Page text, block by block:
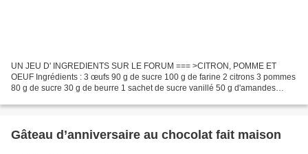
UN JEU D' INGREDIENTS SUR LE FORUM === >CITRON, POMME ET
OEUF Ingrédients : 3 œufs 90 g de sucre 100 g de farine 2 citrons 3 pommes
80 g de sucre 30 g de beurre 1 sachet de sucre vanillé 50 g d'amandes
Gâteau d’anniversaire au chocolat fait maison